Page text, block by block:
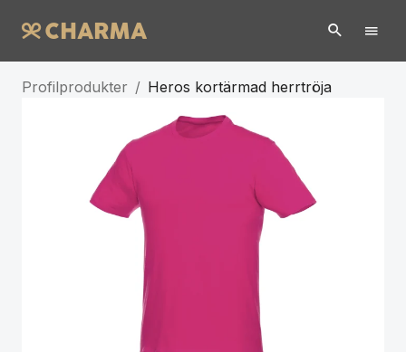
Profilprodukter / Heros kortärmad herrtröja